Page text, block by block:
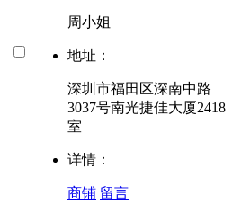
周小姐
地址：
深圳市福田区深南中路
3037号南光捷佳大厦2418
室
详情：
商铺 留言